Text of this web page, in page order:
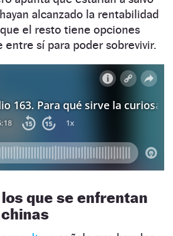
alcanzado la rentabilidad
el resto tiene opciones
entre sí para poder sobrevivir.
que se enfrentan